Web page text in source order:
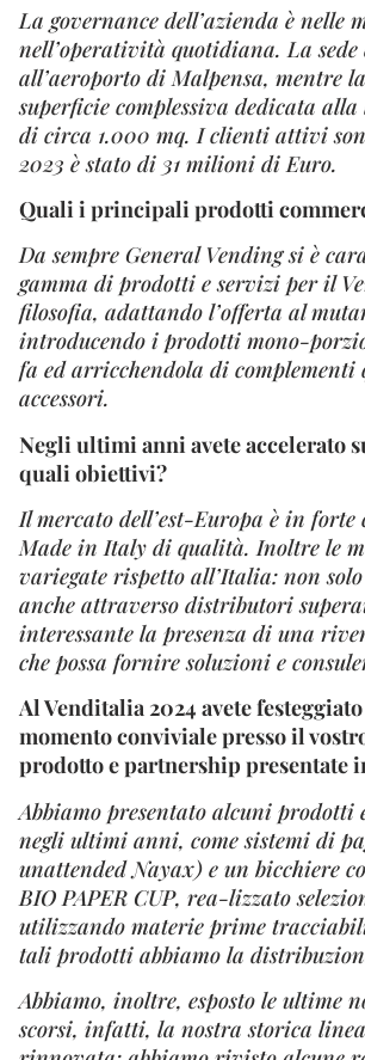
La governance dell’azienda è
nell’operatività quotidiana. La
all’aeroporto di Malpensa, mentre
superficie complessiva dedicata
di circa 1.000 mq. I clienti attivi
2023 è stato di 31 milioni di Euro.
Quali i principali prodotti
Da sempre General Vending si è
gamma di prodotti e servizi per il
filosofia, adattando l’offerta al
introducendo i prodotti mono-
fa ed arricchendola di
accessori.
Negli ultimi anni avete accelerato
quali obiettivi?
Il mercato dell’est-Europa è in
Made in Italy di qualità. Inoltre le
variegate rispetto all’Italia: non
anche attraverso distributori
interessante la presenza di una
che possa fornire soluzioni e
Al Venditalia 2024 avete
momento conviviale presso il
prodotto e partnership presentate
Abbiamo presentato alcuni
negli ultimi anni, come sistemi di
unattended Nayax) e un bicchiere
BIO PAPER CUP, rea-lizzato
utilizzando materie prime
tali prodotti abbiamo la
Abbiamo, inoltre, esposto le ultime
scorsi, infatti, la nostra storica